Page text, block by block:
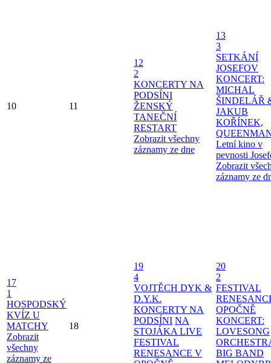
10 11
12
2
KONCERTY NA
PODSÍNI
ŽENSKÝ
TANEČNÍ
RESTART
Zobrazit všechny
záznamy ze dne
13
3
SETKÁNÍ
JOSEFOV
KONCERT:
MICHAL
ŠINDELÁŘ
JAKUB
KOŘÍNEK,
Letní kino v
pevnosti
Zobrazit
záznamy ze
17
1
HOSPODSKÝ
KVÍZ U
MATCHY
Zobrazit
všechny
záznamy ze
18
19
4
VOJTĚCH DYK &
D.Y.K.
KONCERTY NA
PODSÍNI NA
STOJÁKA LIVE
FESTIVAL
RENESANCE V
20
2
FESTIVAL
OPOČNĚ
KONCERT:
LOVESONG
BIG BAND